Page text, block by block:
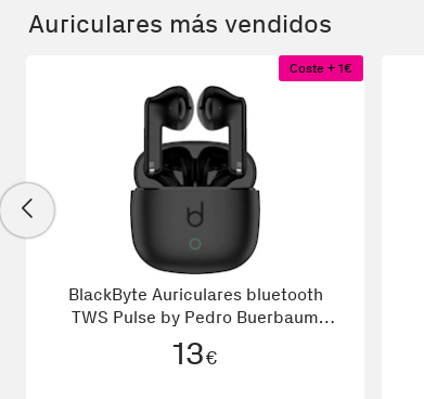
Auriculares más vendidos
Coste + 1€
BlackByte Auriculares bluetooth
TWS Pulse by Pedro Buerbaum
Negro
13€